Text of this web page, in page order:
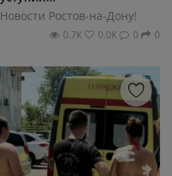
Новости Ростов-на-Дону!
0.7К 0.0К 0 0